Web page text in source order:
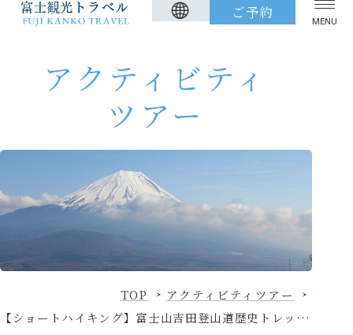
ご予約 MENU
アクティビティ
ツアー
TOP アクティビティツアー
【ショートハイキング】富士山吉田登山道歴史トレッキング
貸切バス
FAQ
アクセス
周辺観光
荷物お預かりサービス
新着情報
標準旅行約款
特定商取引に基づく表記